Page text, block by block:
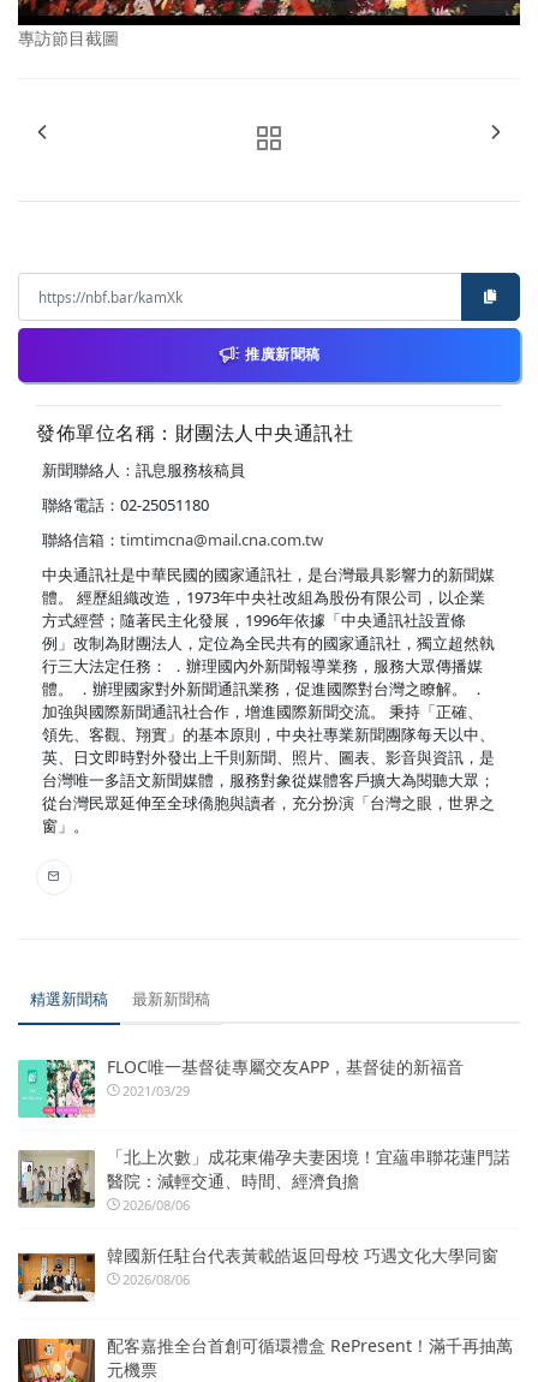
專訪節目截圖
推廣新聞稿
發佈單位名稱：財團法人中央通訊社
新聞聯絡人：訊息服務核稿員
聯絡電話：02-25051180
聯絡信箱： timtimcna@mail.cna.com.tw
中央通訊社是中華民國的國家通訊社，是台灣最具影響力的新聞媒
體。 經歷組織改造，1973年中央社改組為股份有限公司，以企業
方式經營；隨著民主化發展，1996年依據「中央通訊社設置條
例」改制為財團法人，定位為全民共有的國家通訊社，獨立超然執
行三大法定任務： ．辦理國內外新聞報導業務，服務大眾傳播媒
體。 ．辦理國家對外新聞通訊業務，促進國際對台灣之瞭解。 ．
加強與國際新聞通訊社合作，增進國際新聞交流。 秉持「正確、
領先、客觀、翔實」的基本原則，中央社專業新聞團隊每天以中、
英、日文即時對外發出上千則新聞、照片、圖表、影音與資訊，是
台灣唯一多語文新聞媒體，服務對象從媒體客戶擴大為閱聽大眾；
從台灣民眾延伸至全球僑胞與讀者，充分扮演「台灣之眼，世界之
窗」。
精選新聞稿 最新新聞稿
FLOC唯一基督徒專屬交友APP，基督徒的新福音
2021/03/29
「北上次數」成花東備孕夫妻困境！宜蘊串聯花蓮門諾
醫院：減輕交通、時間、經濟負擔
2026/08/06
韓國新任駐台代表黃載皓返回母校 巧遇文化大學同窗
2026/08/06
配客嘉推全台首創可循環禮盒 RePresent！滿千再抽萬
元機票